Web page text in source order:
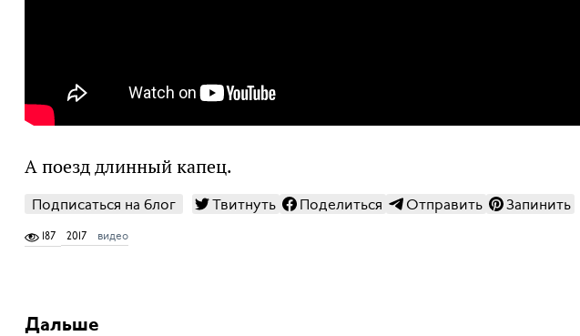
А поезд длинный капец.
Подписаться на блог Твитнуть Поделиться Отправить Запинить
187 2017 видео
Дальше